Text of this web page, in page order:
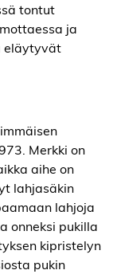
tontut
ja
eläytyvät
Merkki on
aihe on
lahjasäkin
lahjoja
onneksi pukilla
kipristelyn
pukin